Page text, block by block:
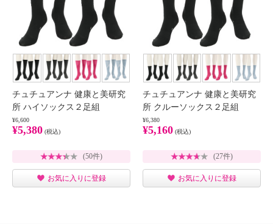
チュチュアンナ 健康と美研究
所 ハイソックス２足組
¥6,600
¥5,380 (税込)
(50件)
お気に入りに登録
チュチュアンナ 健康と美研究
所 クルーソックス２足組
¥6,380
¥5,160 (税込)
(27件)
お気に入りに登録